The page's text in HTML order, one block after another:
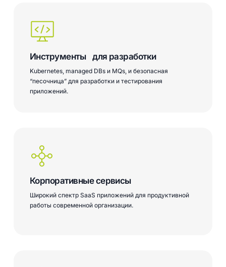
Инструменты для разработки
Kubernetes, managed DBs и MQs, и безопасная
“песочница” для разработки и тестирования
приложений.
Корпоративные сервисы
Широкий спектр SaaS приложений для продуктивной
работы современной организации.